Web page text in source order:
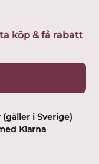
köp & få rabatt
i Sverige)
Klarna